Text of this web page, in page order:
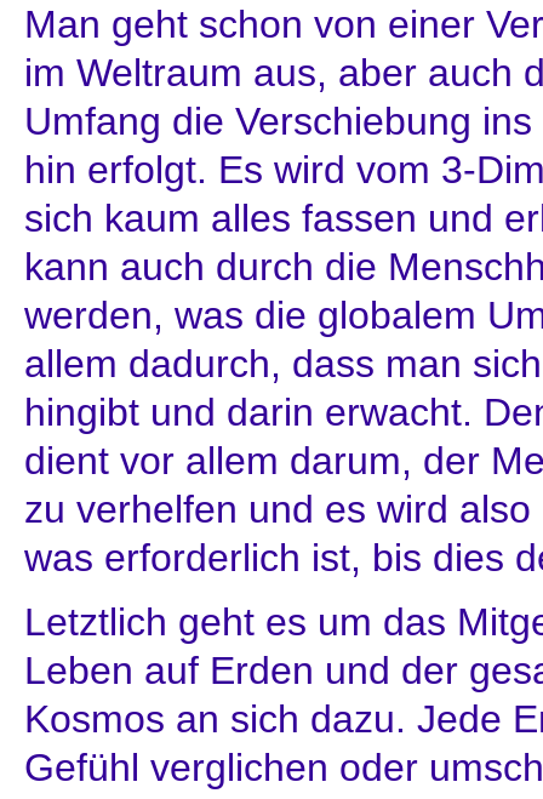
Man geht schon von einer
im Weltraum aus, aber auch
Umfang die Verschiebung
hin erfolgt. Es wird vom 3-
sich kaum alles fassen und
kann auch durch die
werden, was die globalem
allem dadurch, dass man
hingibt und darin erwacht.
dient vor allem darum, der
zu verhelfen und es wird
was erforderlich ist, bis dies
Letztlich geht es um das
Leben auf Erden und der
Kosmos an sich dazu. Jede
Gefühl verglichen oder